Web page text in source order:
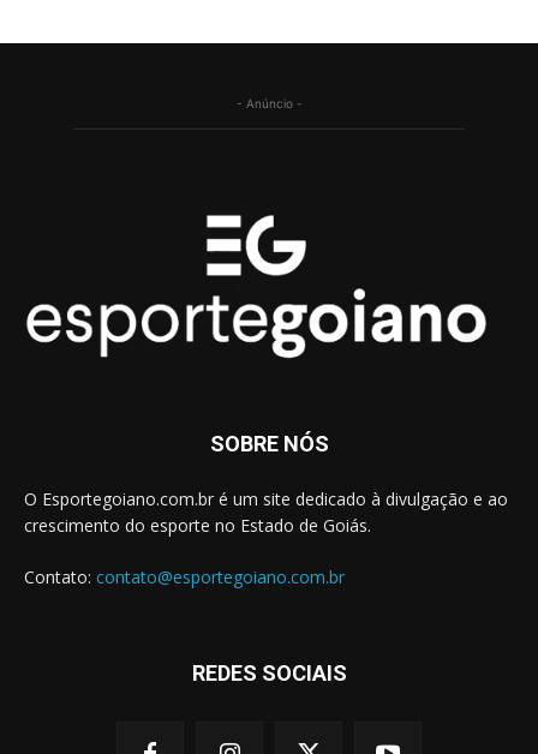
- Anúncio -
SOBRE NÓS
O Esportegoiano.com.br é um site dedicado à divulgação e ao
crescimento do esporte no Estado de Goiás.
Contato: contato@esportegoiano.com.br
REDES SOCIAIS